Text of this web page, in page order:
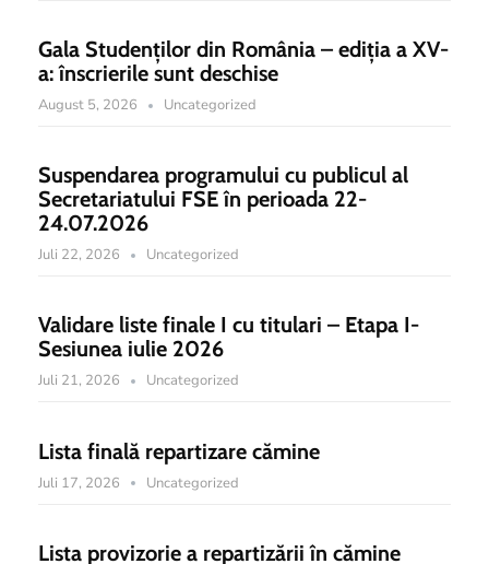
Gala Studenților din România – ediția a XV-
a: înscrierile sunt deschise
August 5, 2026 Uncategorized
Suspendarea programului cu publicul al
Secretariatului FSE în perioada 22-
24.07.2026
Juli 22, 2026 Uncategorized
Validare liste finale I cu titulari – Etapa I-
Sesiunea iulie 2026
Juli 21, 2026 Uncategorized
Lista finală repartizare cămine
Juli 17, 2026 Uncategorized
Lista provizorie a repartizării în cămine